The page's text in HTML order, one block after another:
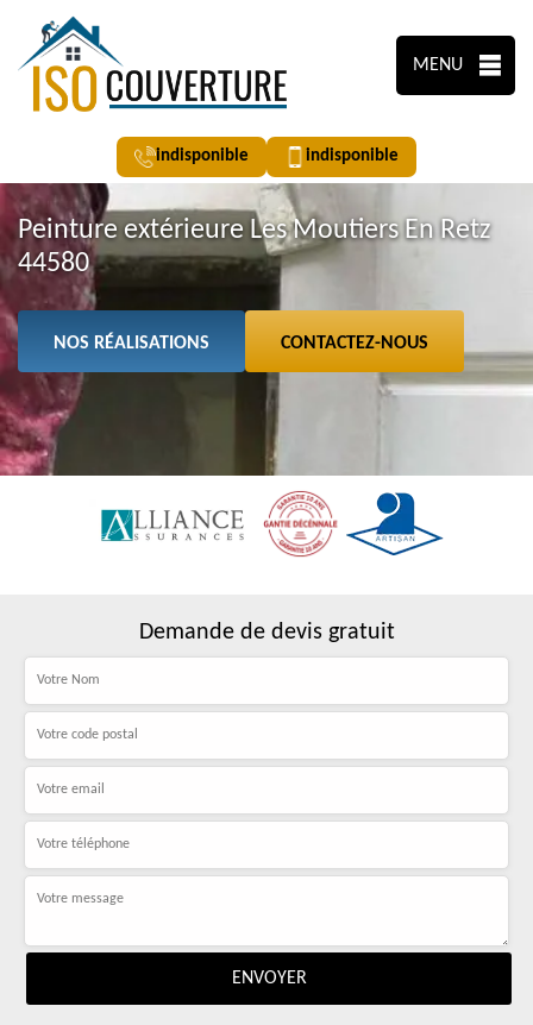
MENU
indisponible indisponible
Peinture extérieure Les Moutiers En Retz
44580
NOS RÉALISATIONS CONTACTEZ-NOUS
Demande de devis gratuit